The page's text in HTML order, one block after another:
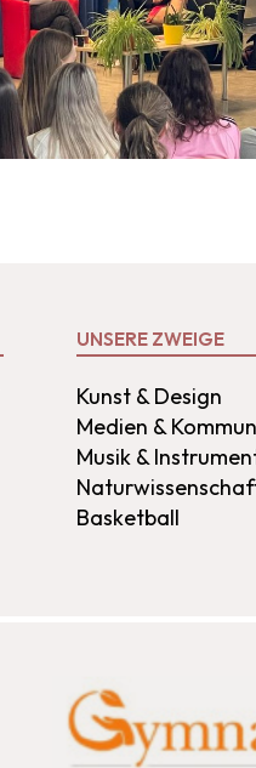
UNSERE ZWEIGE
Kunst & Design
Medien &
Musik &
Basketball